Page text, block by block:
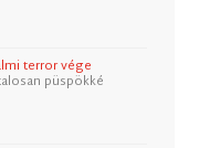
terror vége
püspökké